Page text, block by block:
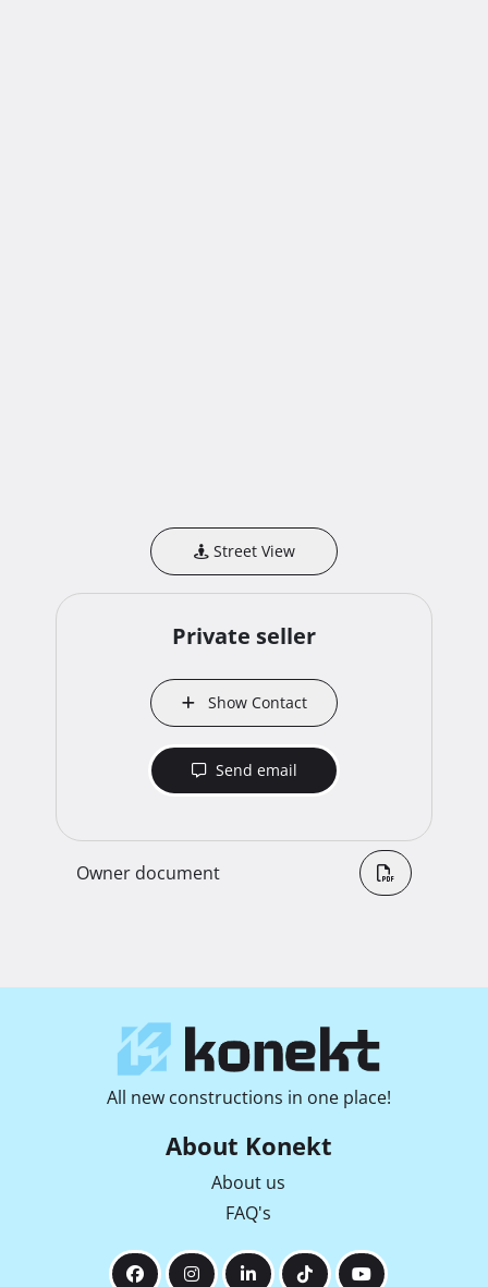
Street View
Private seller
Show Contact
Send email
Owner document
All new constructions in one place!
About Konekt
About us
FAQ's